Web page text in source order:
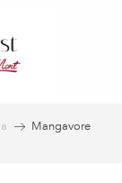
Mangavore